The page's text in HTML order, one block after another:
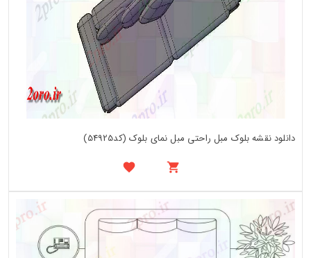
دانلود نقشه بلوک مبل راحتی مبل نمای بلوک (کد54925)